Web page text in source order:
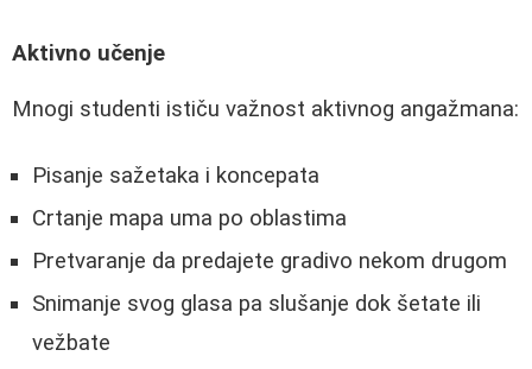
Aktivno učenje
Mnogi studenti ističu važnost aktivnog angažmana:
Pisanje sažetaka i koncepata
Crtanje mapa uma po oblastima
Pretvaranje da predajete gradivo nekom drugom
Snimanje svog glasa pa slušanje dok šetate ili
vežbate